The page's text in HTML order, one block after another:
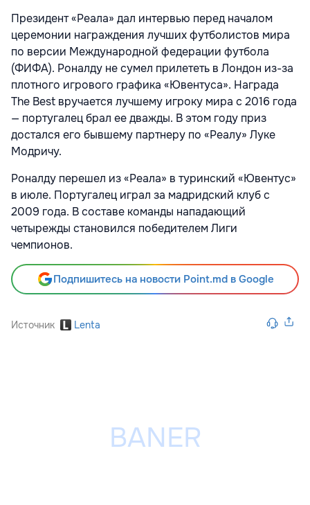
Президент «Реала» дал интервью перед началом
церемонии награждения лучших футболистов мира
по версии Международной федерации футбола
(ФИФА). Роналду не сумел прилететь в Лондон из-за
плотного игрового графика «Ювентуса». Награда
The Best вручается лучшему игроку мира с 2016 года
— португалец брал ее дважды. В этом году приз
достался его бывшему партнеру по «Реалу» Луке
Модричу.
Роналду перешел из «Реала» в туринский «Ювентус»
в июле. Португалец играл за мадридский клуб с
2009 года. В составе команды нападающий
четырежды становился победителем Лиги
чемпионов.
Подпишитесь на новости Point.md в Google
Источник Lenta